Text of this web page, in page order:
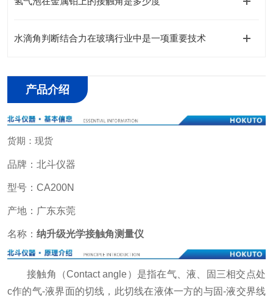
水滴角判断结合力在玻璃行业中是一项重要技术
产品介绍
货期：现货
品牌：北斗仪器
型号：CA200N
产地：广东东莞
名称： 纳升级光学接触角测量仪
接触角（Contact angle）是指在气、液、固三相交点处
c作的气-液界面的切线，此切线在液体一方的与固-液交界线